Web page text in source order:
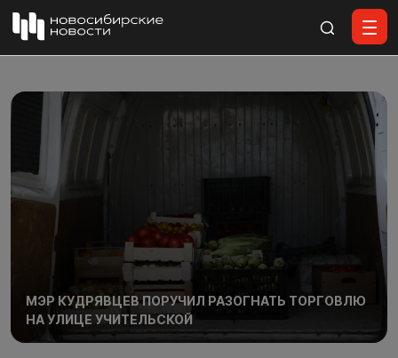
МЭР КУДРЯВЦЕВ ПОРУЧИЛ РАЗОГНАТЬ ТОРГОВЛЮ
НА УЛИЦЕ УЧИТЕЛЬСКОЙ